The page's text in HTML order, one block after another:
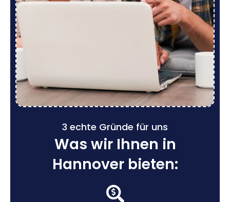
3 echte Gründe für uns
Was wir Ihnen in
Hannover bieten: